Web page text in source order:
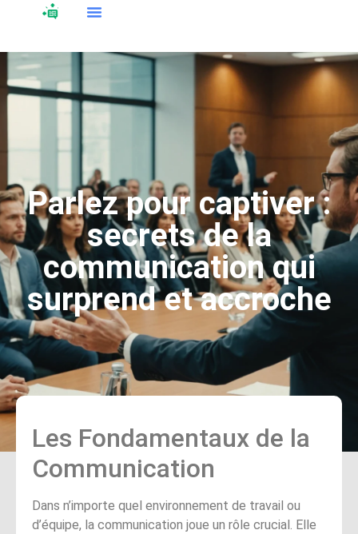
Parlez pour captiver :
secrets de la
communication qui
surprend et accroche
Les Fondamentaux de la
Communication
Dans n’importe quel environnement de travail ou
d’équipe, la communication joue un rôle crucial. Elle